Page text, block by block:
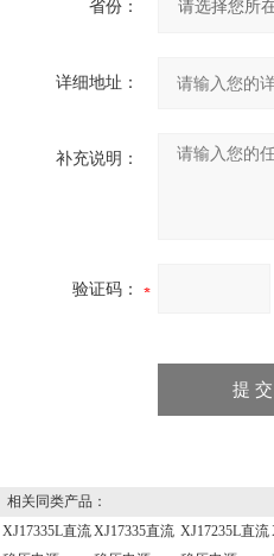
省份：
详细地址：
补充说明：
验证码：
相关同类产品：
XJ17335L直流XJ17335直流 XJ17235L直流